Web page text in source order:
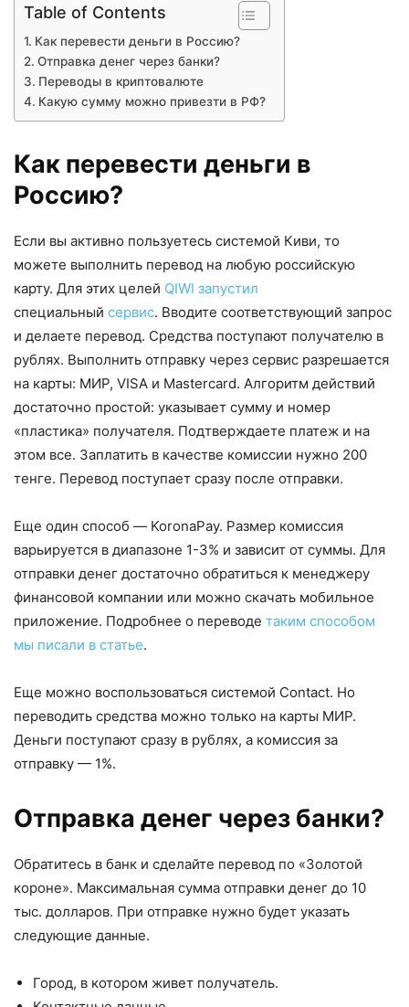
Table of Contents
Как перевести деньги в Россию?
Отправка денег через банки?
Переводы в криптовалюте
Какую сумму можно привезти в РФ?
Как перевести деньги в
Россию?
Если вы активно пользуетесь системой Киви, то
можете выполнить перевод на любую российскую
карту. Для этих целей QIWI запустил
специальный сервис. Вводите соответствующий запрос
и делаете перевод. Средства поступают получателю в
рублях. Выполнить отправку через сервис разрешается
на карты: МИР, VISA и Mastercard. Алгоритм действий
достаточно простой: указывает сумму и номер
«пластика» получателя. Подтверждаете платеж и на
этом все. Заплатить в качестве комиссии нужно 200
тенге. Перевод поступает сразу после отправки.
Еще один способ — KoronaPay. Размер комиссия
варьируется в диапазоне 1-3% и зависит от суммы. Для
отправки денег достаточно обратиться к менеджеру
финансовой компании или можно скачать мобильное
приложение. Подробнее о переводе таким способом
мы писали в статье.
Еще можно воспользоваться системой Contact. Но
переводить средства можно только на карты МИР.
Деньги поступают сразу в рублях, а комиссия за
отправку — 1%.
Отправка денег через банки?
Обратитесь в банк и сделайте перевод по «Золотой
короне». Максимальная сумма отправки денег до 10
тыс. долларов. При отправке нужно будет указать
следующие данные.
Город, в котором живет получатель.